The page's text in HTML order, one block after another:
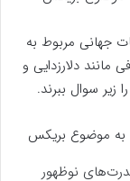
جهانی مربوط به
دلارزدایی و
زیر سوال ببرند.
نوظهور